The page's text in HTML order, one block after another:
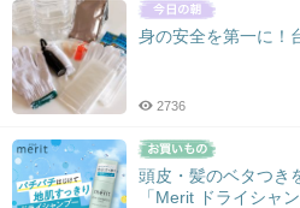
身の安全を第一に！
2736
頭皮・髪のベタつき
「Merit ドライシャン